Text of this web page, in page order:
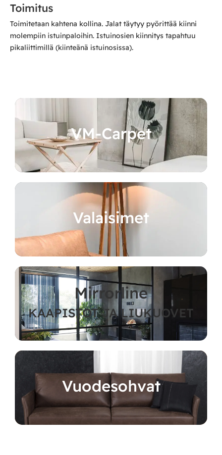
Toimitus
Toimitetaan kahtena kollina. Jalat täytyy pyörittää kiinni
molempiin istuinpaloihin. Istuinosien kiinnitys tapahtuu
pikaliittimillä (kiinteänä istuinosissa).
VM-Carpet
Valaisimet
Mirrorline
KAAPISTOT JA LIUKUOVET
Vuodesohvat